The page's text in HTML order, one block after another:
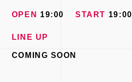
OPEN 19:00 START 19:00
LINE UP
COMING SOON